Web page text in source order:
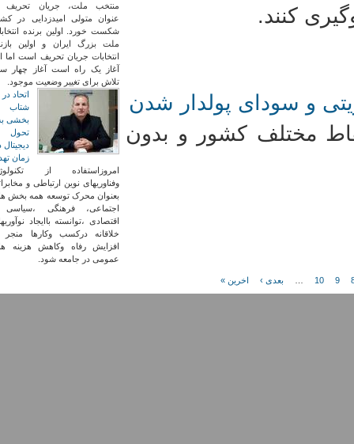
کنند.
منتخب ملت، جریان تحریف
عنوان متولی امیدزدایی در
شکست خورد. اولین برنده
ملت بزرگ ایران و اولین
انتخابات جریان تحریف است اما
آغاز یک راه است آغاز چهار
تلاش برای تغییر وضعیت موجود.
و سودای پولدار شدن
مختلف کشور و بدون
اتحاد در
شتاب
بخشی
تحول
دیجیتال
زمان
امروزاستفاده از
وفناوریهای نوین ارتباطی و
بعنوان محرک توسعه همه بخش
اجتماعی، فرهنگی
اقتصادی ،توانسته باایجاد
خلاقانه درکسب وکارها منجر
افزایش رفاه وکاهش هزینه
عمومی در جامعه شود.
9
10 بعدی › اخرین »